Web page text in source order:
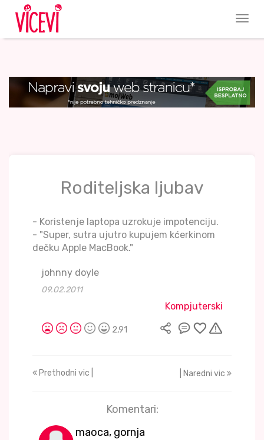
Roditeljska ljubav
- Koristenje laptopa uzrokuje impotenciju.
- "Super, sutra ujutro kupujem kćerkinom
dečku Apple MacBook."
johnny doyle
09.02.2011
Kompjuterski
2,91
Prethodni vic | | Naredni vic
Komentari:
maoca, gornja